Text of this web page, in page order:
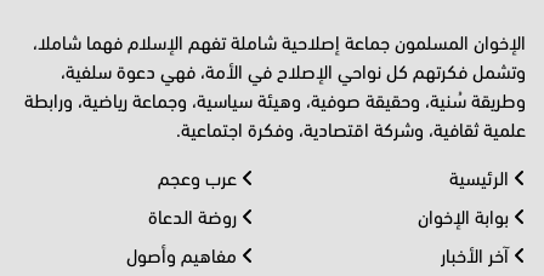
الإخوان المسلمون جماعة إصلاحية شاملة تفهم الإسلام فهما شاملا،
وتشمل فكرتهم كل نواحي الإصلاح في الأمة، فهي دعوة سلفية،
وطريقة سُنية، وحقيقة صوفية، وهيئة سياسية، وجماعة رياضية، ورابطة
علمية ثقافية، وشركة اقتصادية، وفكرة اجتماعية.
الرئيسية
بوابة الإخوان
آخر الأخبار
عرب وعجم
روضة الدعاة
مفاهيم وأصول